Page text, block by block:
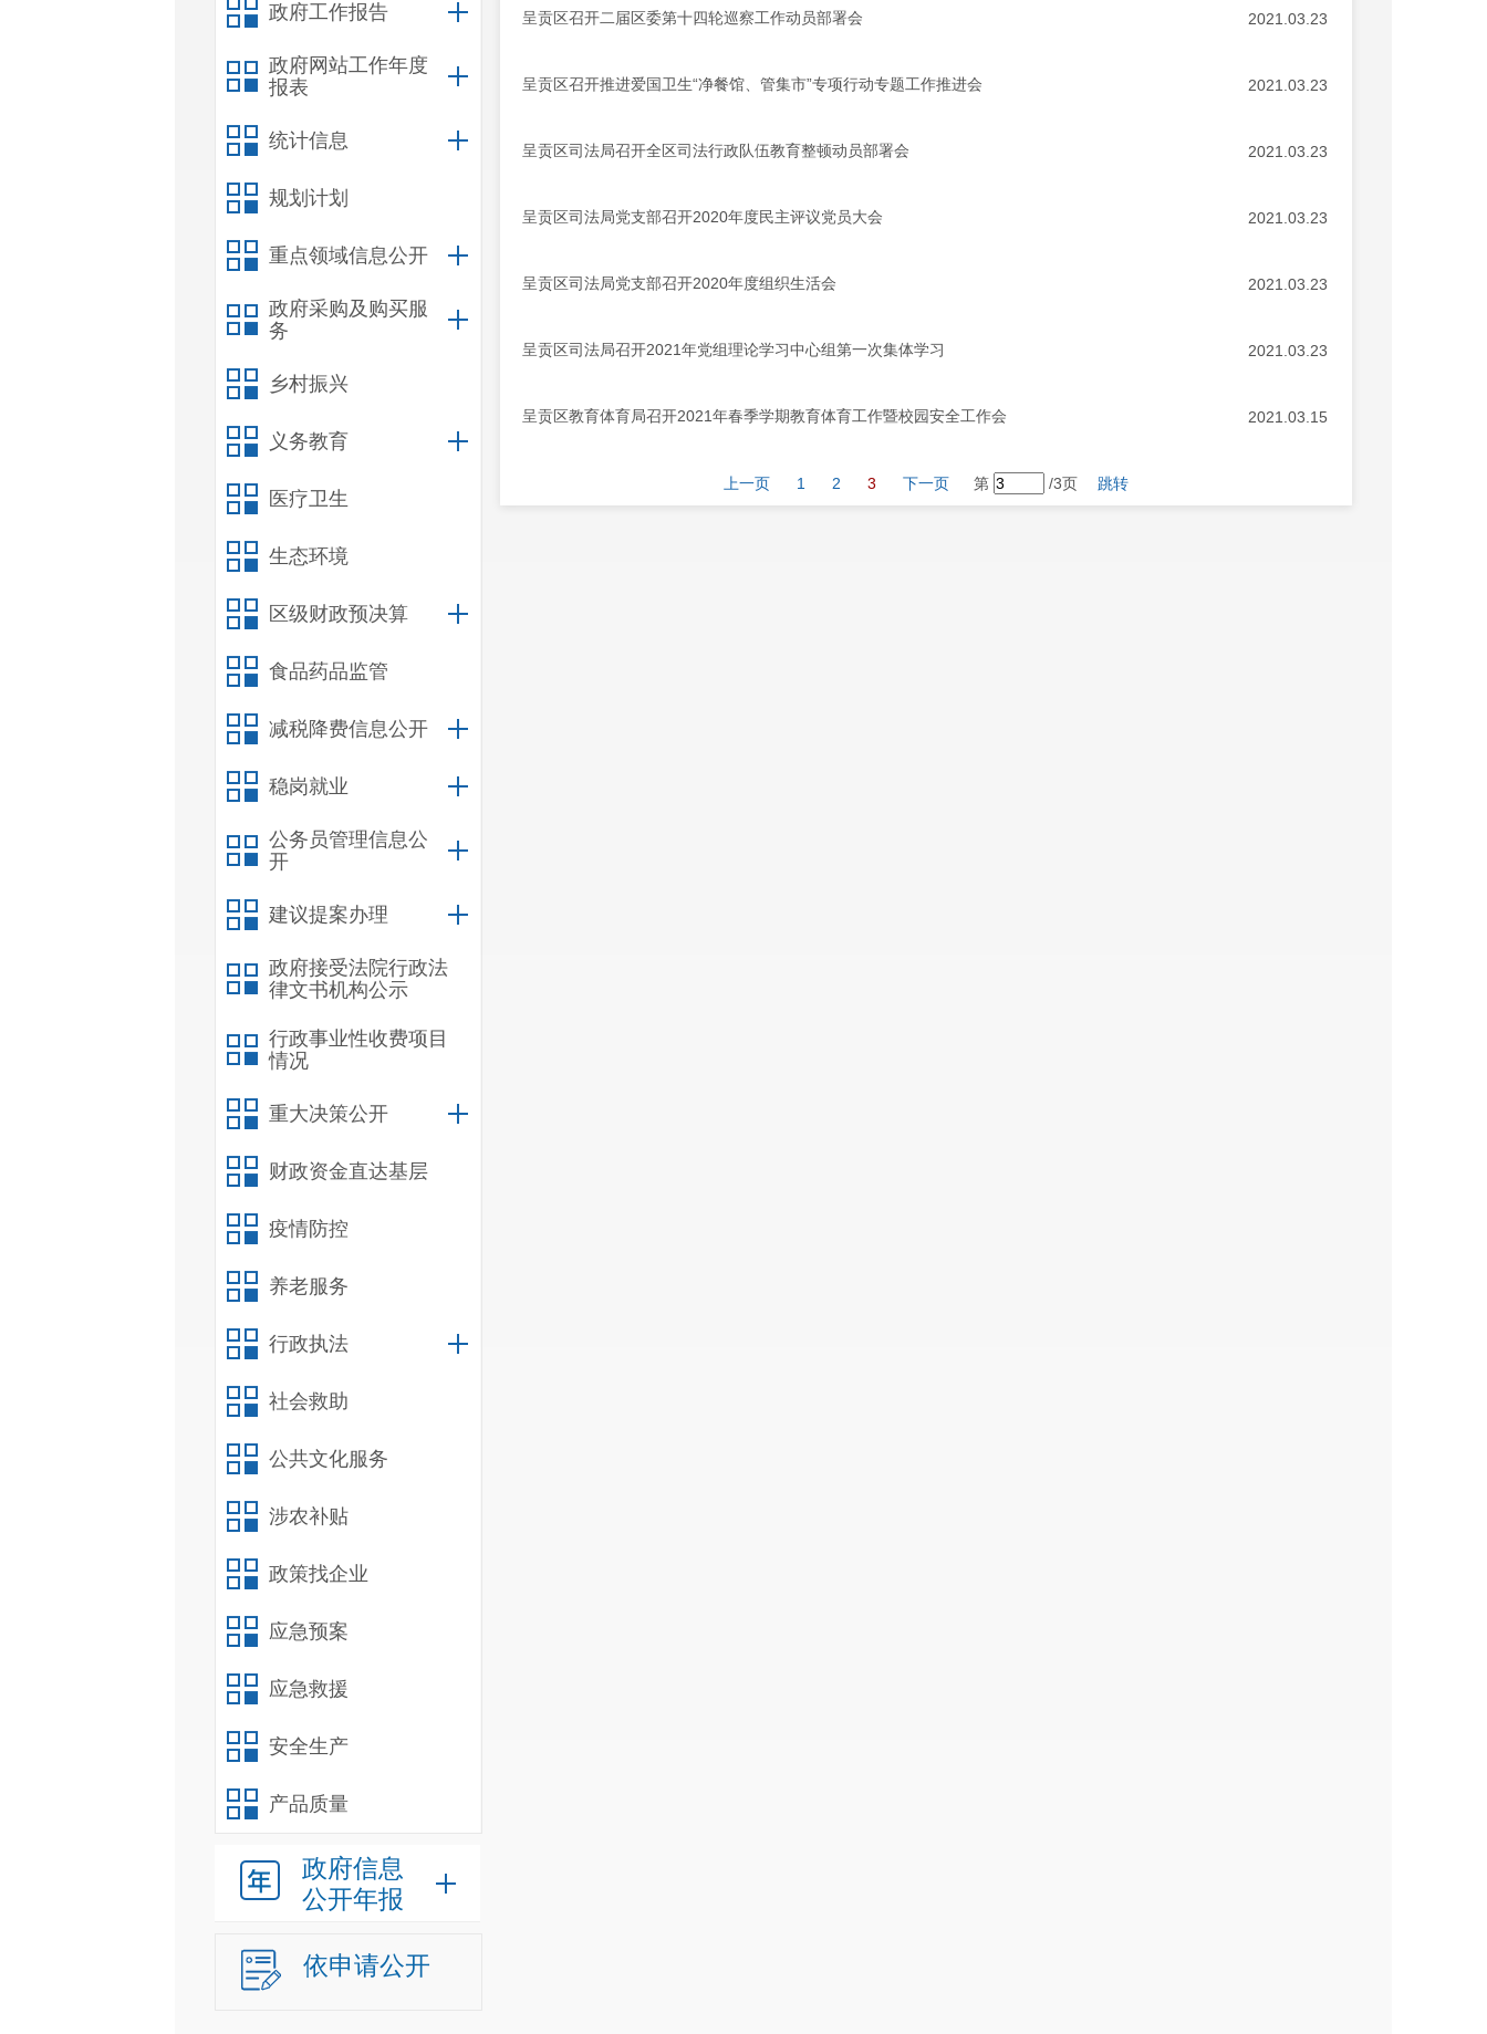
政府工作报告
政府网站工作年度
报表
统计信息
规划计划
重点领域信息公开
政府采购及购买服
务
乡村振兴
义务教育
医疗卫生
生态环境
区级财政预决算
食品药品监管
减税降费信息公开
稳岗就业
公务员管理信息公
开
建议提案办理
政府接受法院行政法
律文书机构公示
行政事业性收费项目
情况
重大决策公开
财政资金直达基层
疫情防控
养老服务
行政执法
社会救助
公共文化服务
涉农补贴
政策找企业
应急预案
应急救援
安全生产
产品质量
政府信息
公开年报
依申请公开
呈贡区召开二届区委第十四轮巡察工作动员部署会 2021.03.23
呈贡区召开推进爱国卫生“净餐馆、管集市”专项行动专题工作推进会 2021.03.23
呈贡区司法局召开全区司法行政队伍教育整顿动员部署会 2021.03.23
呈贡区司法局党支部召开2020年度民主评议党员大会 2021.03.23
呈贡区司法局党支部召开2020年度组织生活会 2021.03.23
呈贡区司法局召开2021年党组理论学习中心组第一次集体学习 2021.03.23
呈贡区教育体育局召开2021年春季学期教育体育工作暨校园安全工作会 2021.03.15
上一页 1 2 3 下一页 第 /3页 跳转